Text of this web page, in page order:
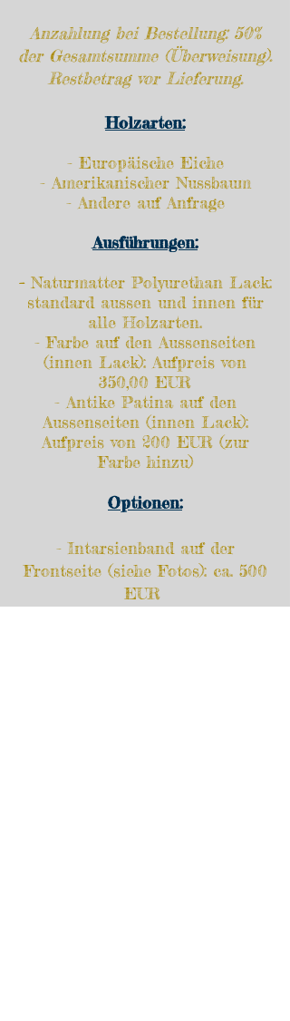
Anzahlung bei Bestellung: 50%
der Gesamtsumme (Überweisung).
Restbetrag vor Lieferung.
Holzarten:
- Europäische Eiche
- Amerikanischer Nussbaum
- Andere auf Anfrage
Ausführungen:
- Naturmatter Polyurethan Lack:
standard aussen und innen für
alle Holzarten.
- Farbe auf den Aussenseiten
(innen Lack): Aufpreis von
350,00 EUR
- Antike Patina auf den
Aussenseiten (innen Lack):
Aufpreis von 200 EUR (zur
Farbe hinzu)
Optionen:
- Intarsienband auf der
Frontseite (siehe Fotos): ca. 500
EUR